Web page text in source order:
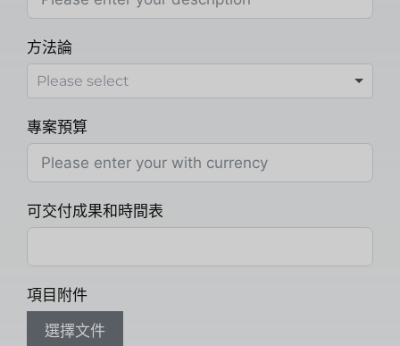
方法論
專案預算
可交付成果和時間表
項目附件
選擇文件